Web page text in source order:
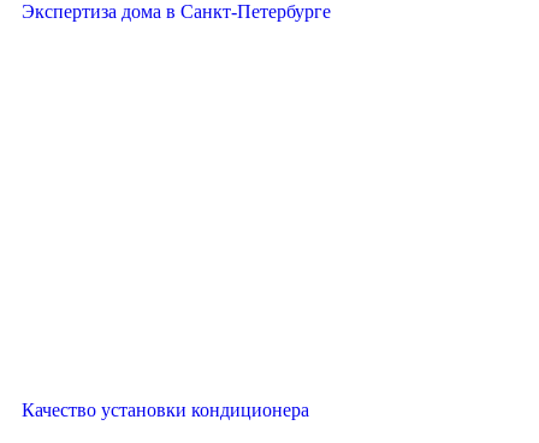
Экспертиза дома в Санкт-Петербурге
Качество установки кондиционера